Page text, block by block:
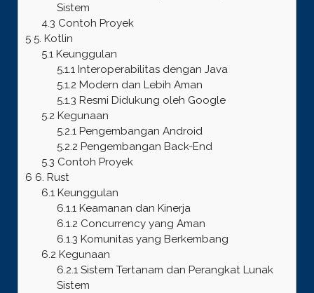
Sistem
4.3 Contoh Proyek
55. Kotlin
5.1Keunggulan
5.1.1 Interoperabilitas dengan Java
5.1.2 Modern dan Lebih Aman
5.1.3 Resmi Didukung oleh Google
5.2 Kegunaan
5.2.1 Pengembangan Android
5.2.2 Pengembangan Back-End
5.3 Contoh Proyek
6 6. Rust
6.1Keunggulan
6.1.1 Keamanan dan Kinerja
6.1.2 Concurrency yang Aman
6.1.3 Komunitas yang Berkembang
6.2 Kegunaan
6.2.1 Sistem Tertanam dan Perangkat Lunak
Sistem